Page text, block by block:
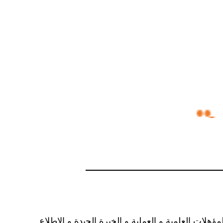
العلمية و العملية و الخبرة الجيدة و الاطلاع